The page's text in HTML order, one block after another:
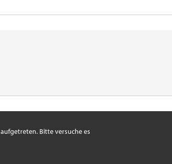
Bitte versuche es